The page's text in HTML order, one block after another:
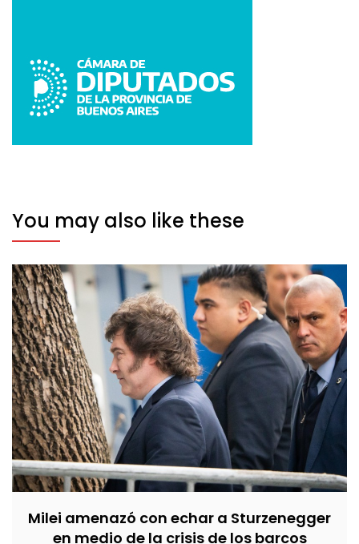
You may also like these
Milei amenazó con echar a Sturzenegger
en medio de la crisis de los barcos